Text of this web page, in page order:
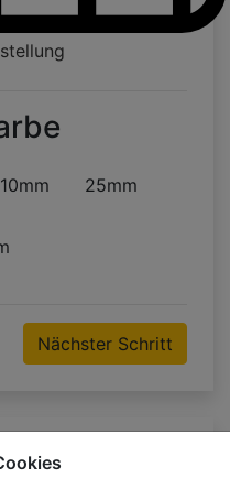
25mm
10mm
Nächster Schritt